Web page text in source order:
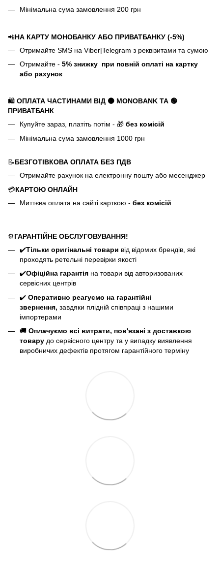
Мінімальна сума замовлення 200 грн
📲НА КАРТУ МОНОБАНКУ АБО ПРИВАТБАНКУ (-5%)
Отримайте SMS на Viber|Telegram з реквізитами та сумою
Отримайте - 5% знижку при повній оплаті на картку
або рахунок
🛍️ ОПЛАТА ЧАСТИНАМИ ВІД ⚫ MONOBANK ТА 🟢
ПРИВАТБАНК
Купуйте зараз, платіть потім - 🎁 без комісій
Мінімальна сума замовлення 1000 грн
📝БЕЗГОТІВКОВА ОПЛАТА БЕЗ ПДВ
Отримайте рахунок на електронну пошту або месенджер
💳КАРТОЮ ОНЛАЙН
Миттєва оплата на сайті карткою - без комісій
⚙️ГАРАНТІЙНЕ ОБСЛУГОВУВАННЯ!
✔️Тільки оригінальні товари від відомих брендів, які
проходять ретельні перевірки якості
✔️Офіційна гарантія на товари від авторизованих
сервісних центрів
✔️ Оперативно реагуємо на гарантійні
звернення, завдяки плідній співпраці з нашими
імпортерами
🚚 Оплачуємо всі витрати, пов'язані з доставкою
товару до сервісного центру та у випадку виявлення
виробничих дефектів протягом гарантійного терміну